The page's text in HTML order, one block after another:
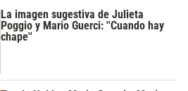
La imagen sugestiva de Julieta
Poggio y Mario Guerci: ''Cuando hay
chape''